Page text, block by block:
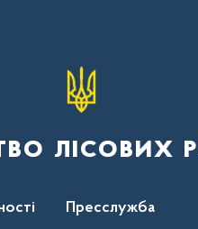
лісових
Пресслужба